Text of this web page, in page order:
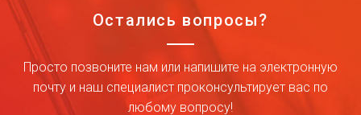
Остались вопросы?
Просто позвоните нам или напишите на электронную
почту и наш специалист проконсультирует вас по
любому вопросу!